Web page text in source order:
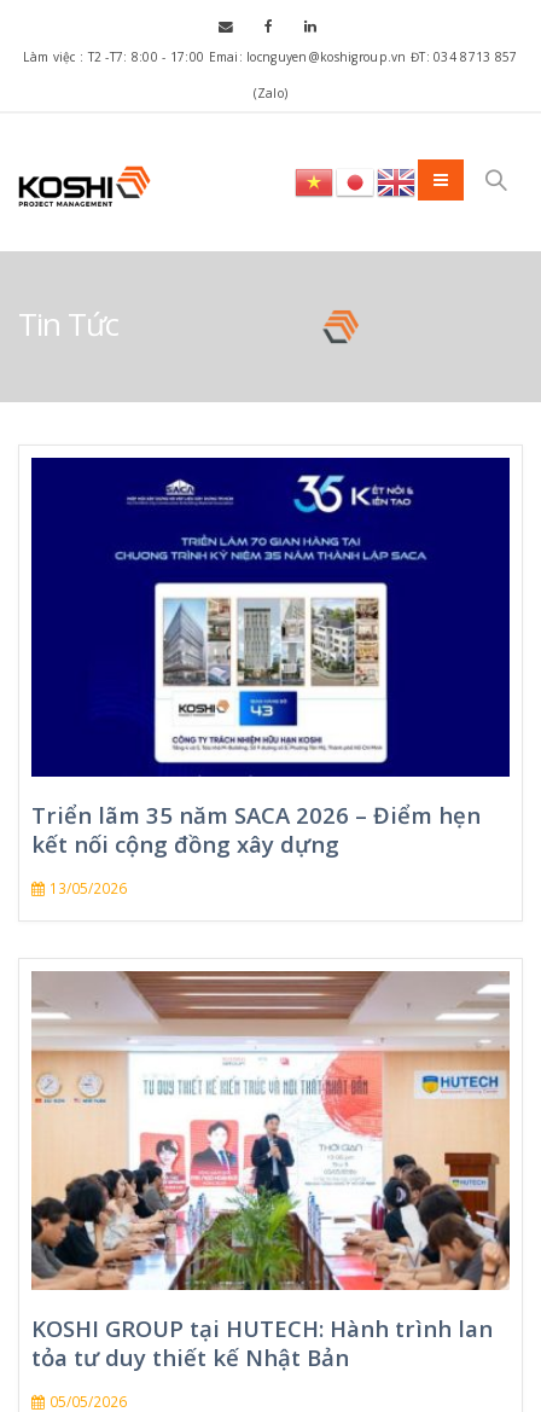
Làm việc : T2 -T7: 8:00 - 17:00 Emai: locnguyen@koshigroup.vn ĐT: 034 8713 857
(Zalo)
Tin Tức
Triển lãm 35 năm SACA 2026 – Điểm hẹn
kết nối cộng đồng xây dựng
13/05/2026
KOSHI GROUP tại HUTECH: Hành trình lan
tỏa tư duy thiết kế Nhật Bản
05/05/2026